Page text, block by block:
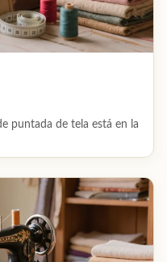
puntada de tela está en la